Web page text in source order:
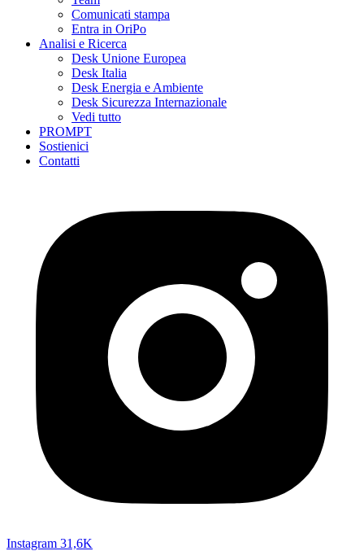
Comunicati stampa
Entra in OriPo
Analisi e Ricerca
Desk Unione Europea
Desk Italia
Desk Energia e Ambiente
Desk Sicurezza Internazionale
Vedi tutto
PROMPT
Sostienici
Contatti
Instagram 31,6K